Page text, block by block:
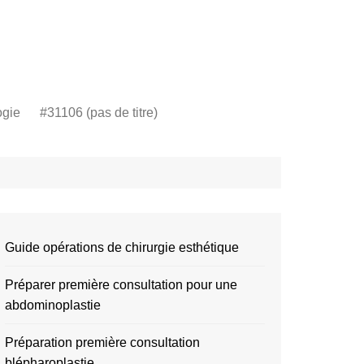
#31106 (pas de titre)
Guide opérations de chirurgie esthétique
Préparer première consultation pour une
abdominoplastie
Préparation première consultation